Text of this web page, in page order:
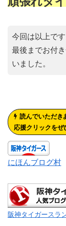
今回は以上です
最後までお付
いました。
読んでいただき
応援クリックをぜ
にほんブログ村
阪神タイガースラ